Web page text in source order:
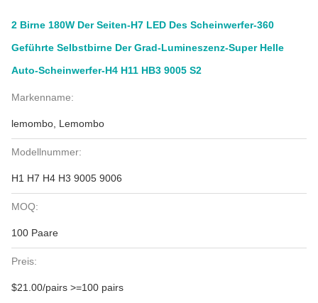
2 Birne 180W Der Seiten-H7 LED Des Scheinwerfer-360
Geführte Selbstbirne Der Grad-Lumineszenz-Super Helle
Auto-Scheinwerfer-H4 H11 HB3 9005 S2
Markenname:
lemombo, Lemombo
Modellnummer:
H1 H7 H4 H3 9005 9006
MOQ:
100 Paare
Preis:
$21.00/pairs >=100 pairs